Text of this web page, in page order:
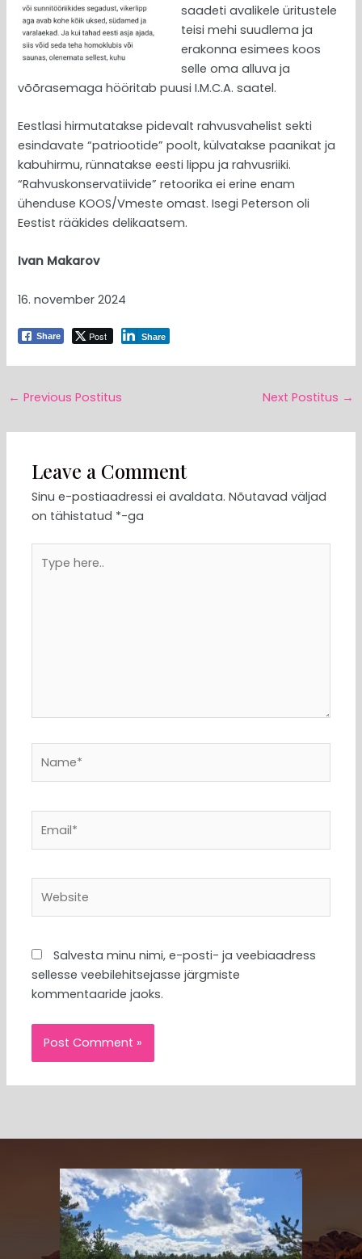
saadeti avalikele üritustele
teisi mehi suudlema ja
erakonna esimees koos
selle oma alluva ja
võõrasemaga hööritab puusi I.M.C.A. saatel.
Eestlasi hirmutatakse pidevalt rahvusvahelist sekti
esindavate “patriootide” poolt, külvatakse paanikat ja
kabuhirmu, rünnatakse eesti lippu ja rahvusriiki.
“Rahvuskonservatiivide” retoorika ei erine enam
ühenduse KOOS/Vmeste omast. Isegi Peterson oli
Eestist rääkides delikaatsem.
Ivan Makarov
16. november 2024
Share Post Share
← Previous Postitus Next Postitus →
Leave a Comment
Sinu e-postiaadressi ei avaldata. Nõutavad väljad
on tähistatud *-ga
here..
Salvesta minu nimi, e-posti- ja veebiaadress
sellesse veebilehitsejasse järgmiste
kommentaaride jaoks.